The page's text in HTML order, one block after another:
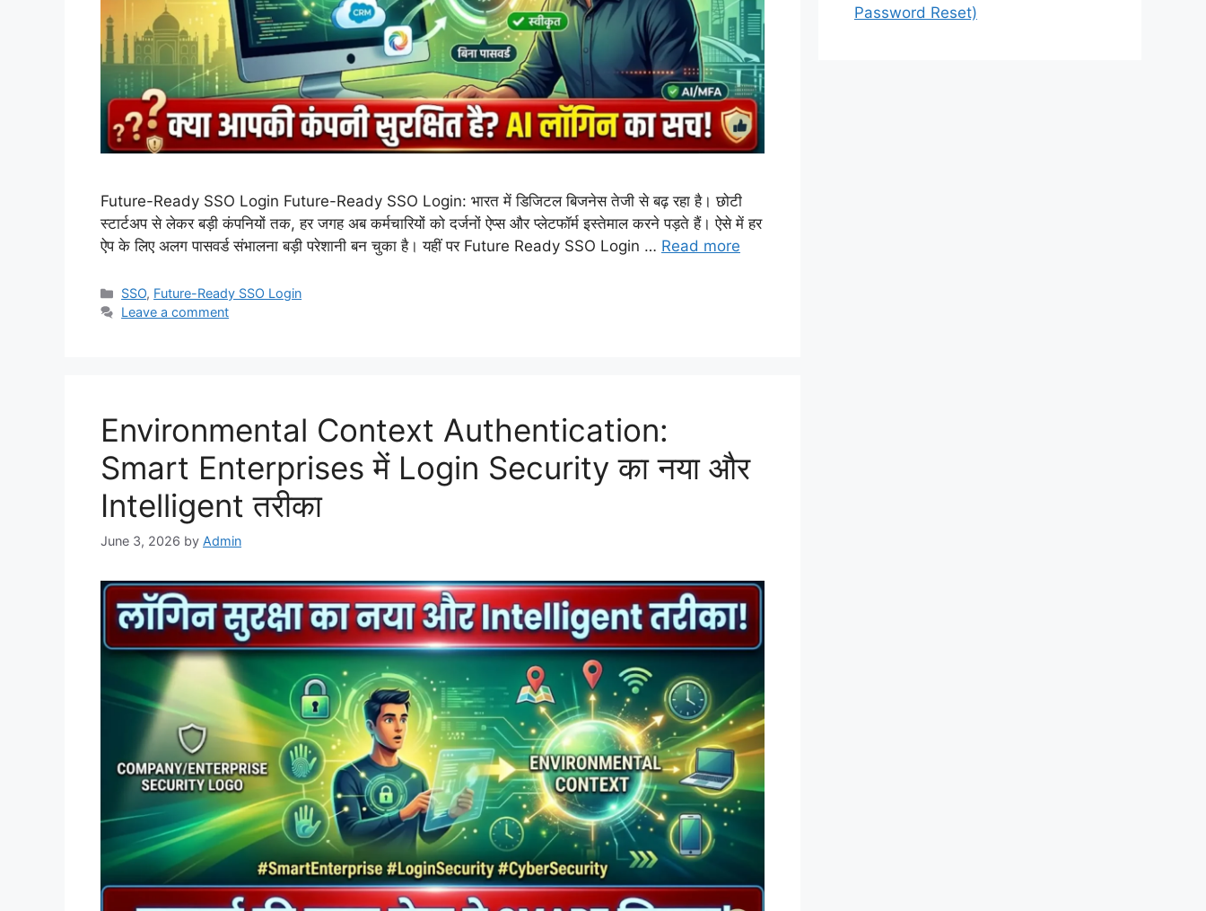
Future-Ready SSO Login Future-Ready SSO Login: भारत में डिजिटल बिजनेस तेजी से बढ़ रहा है। छोटी
स्टार्टअप से लेकर बड़ी कंपनियों तक, हर जगह अब कर्मचारियों को दर्जनों ऐप्स और प्लेटफॉर्म इस्तेमाल करने पड़ते हैं। ऐसे में हर
ऐप के लिए अलग पासवर्ड संभालना बड़ी परेशानी बन चुका है। यहीं पर Future Ready SSO Login … Read more
Categories
SSO, Future-Ready SSO Login
Leave a comment
Environmental Context Authentication:
Smart Enterprises में Login Security का नया और
Intelligent तरीका
June 3, 2026 by Admin
Password Reset)